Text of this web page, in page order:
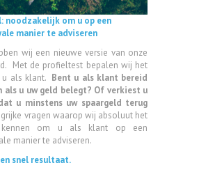
noodzakelijk om u op een
manier te adviseren
wij een nieuwe versie van onze
Met de profieltest bepalen wij het
als klant. Bent u als klant bereid
als u uw geld belegt? Of verkiest u
u minstens uw spaargeld terug
vragen waarop wij absoluut het
kennen om u als klant op een
manier te adviseren.
snel resultaat.